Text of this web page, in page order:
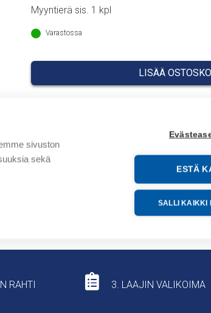
sivuston
sekä
ESTÄ
SALLI KAIKKI
Myyntierä sis. 1 kpl
Varastossa
LISÄÄ
Tilauskoodi: T9087_AADVANCE
Tuotteen tullikoodi: 85371091
RAHTI 3. LAAJIN VALIKOIMA